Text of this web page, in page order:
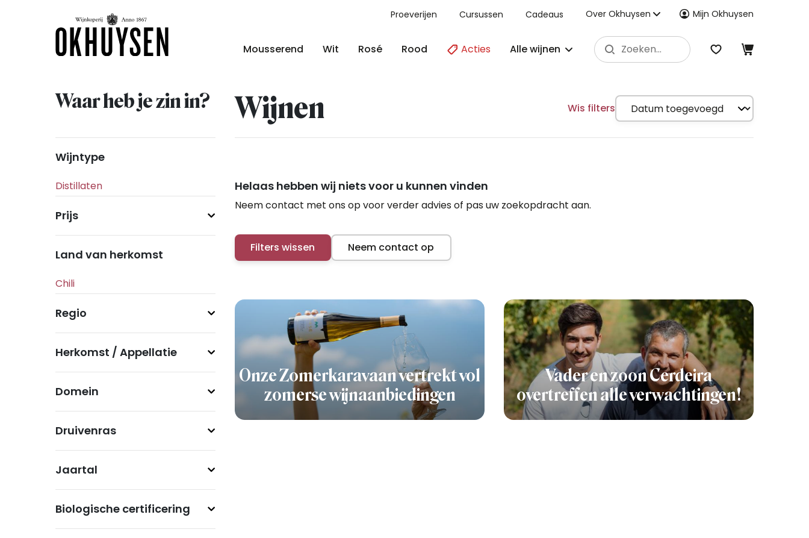
Proeverijen Cursussen Cadeaus Over Okhuysen Mijn Okhuysen
Mousserend Wit Rosé Rood Acties Alle wijnen
Waar heb je zin in? Wijnen Wis filters
Wijntype
Prijs
Land van herkomst
Regio
Herkomst / Appellatie
Domein
Druivenras
Jaartal
Biologische certificering
Helaas hebben wij niets voor u kunnen vinden
Neem contact met ons op voor verder advies of pas uw zoekopdracht aan.
Filters wissen Neem contact op
Onze Zomerkaravaan vertrekt vol
zomerse wijnaanbiedingen
Vader en zoon Cerdeira
overtreffen alle verwachtingen!